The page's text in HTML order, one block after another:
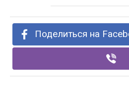
Поделиться на